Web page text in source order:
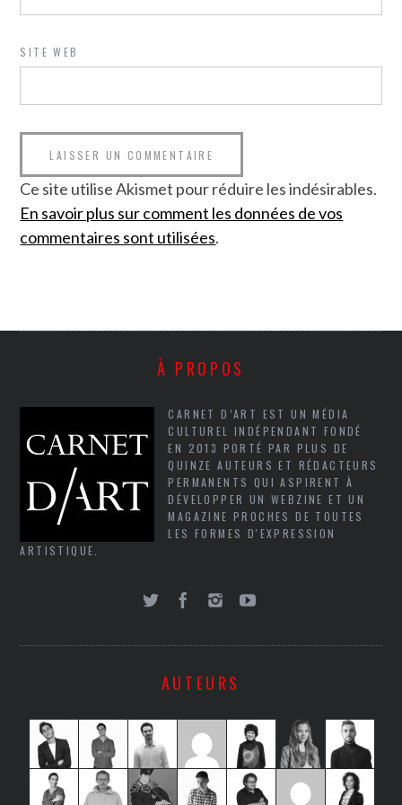
SITE WEB
Ce site utilise Akismet pour réduire les indésirables.
En savoir plus sur comment les données de vos
commentaires sont utilisées.
À PROPOS
CARNET D’ART EST UN MÉDIA
CULTUREL INDÉPENDANT FONDÉ
EN 2013 PORTÉ PAR PLUS DE
QUINZE AUTEURS ET RÉDACTEURS
PERMANENTS QUI ASPIRENT À
DÉVELOPPER UN WEBZINE ET UN
MAGAZINE PROCHES DE TOUTES
LES FORMES D'EXPRESSION
ARTISTIQUE.
AUTEURS